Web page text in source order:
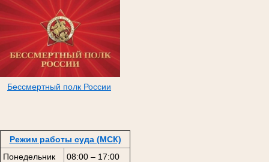
Бессмертный полк России
Режим работы суда (МСК)
Понедельник
08:00 – 17:00